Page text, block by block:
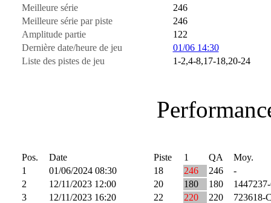
Meilleure série
246
Meilleure série par piste
246
Amplitude partie
122
Dernière date/heure de jeu
01/06 14:30
Liste des pistes de jeu
1-2,4-8,17-18,20-24
Pos. Date Piste 1 QA
Moy.
1
01/06/2024 08:30 18 246 246
-
2
12/11/2023 12:00 20 180 180
3
12/11/2023 16:20 22 220 220
723618-